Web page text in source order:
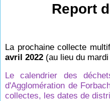
Report
La prochaine collecte
avril 2022 (au lieu du
Le calendrier des
d'Agglomération de
collectes, les dates de